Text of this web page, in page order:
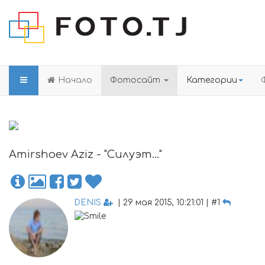
Начало Фотосайт Категории
Amirshoev Aziz - "Силуэт..."
DENIS | 29 мая 2015, 10:21:01 | #1